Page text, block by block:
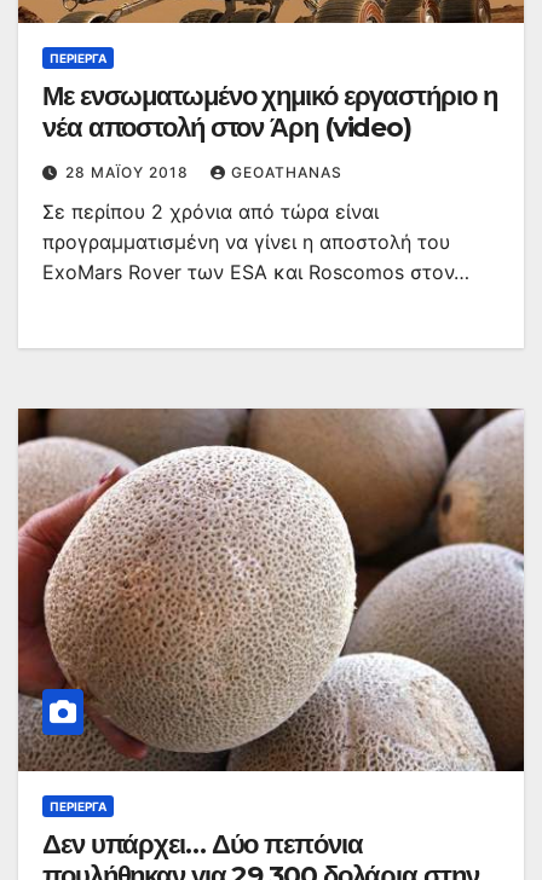
ΠΕΡΊΕΡΓΑ
Με ενσωματωμένο χημικό εργαστήριο η
νέα αποστολή στον Άρη (video)
28 ΜΑΪ́ΟΥ 2018 GEOATHANAS
Σε περίπου 2 χρόνια από τώρα είναι
προγραμματισμένη να γίνει η αποστολή του
ExoMars Rover των ESA και Roscomos στον…
ΠΕΡΊΕΡΓΑ
Δεν υπάρχει… Δύο πεπόνια